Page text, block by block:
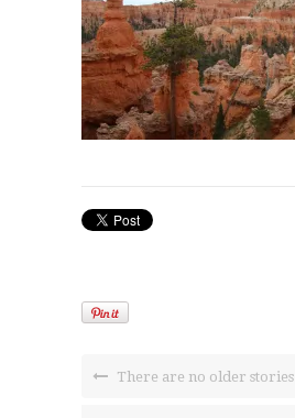
There are no older stories